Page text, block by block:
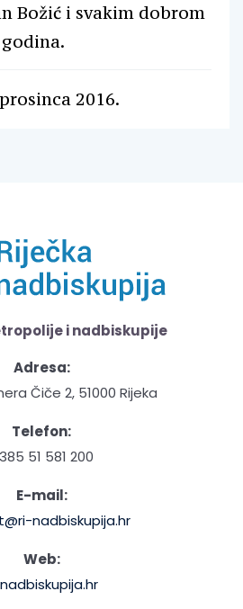
Božić i svakim dobrom
2016.
i nadbiskupije
Adresa:
Čiče 2, 51000 Rijeka
Telefon:
51 581 200
E-mail:
nadbiskupija.hr
Web: